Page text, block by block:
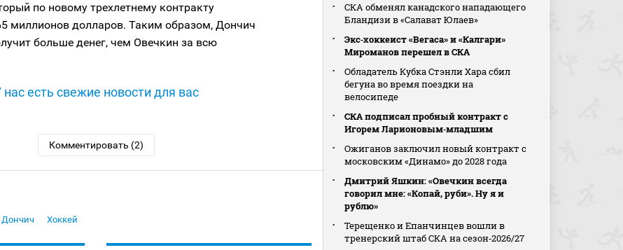
по новому трехлетнему контракту
миллионов долларов. Таким образом, Дончич
больше денег, чем Овечкин за всю
нас есть свежие новости для вас
Комментировать (2)
Дончич Хоккей
СКА обменял канадского нападающего
Бландизи в «Салават Юлаев»
Экс‑хоккеист «Вегаса» и «Калгари»
Мироманов перешел в СКА
Обладатель Кубка Стэнли Хара сбил
бегуна во время поездки на
велосипеде
СКА подписал пробный контракт с
Игорем Ларионовым‑младшим
Ожиганов заключил новый контракт с
московским «Динамо» до 2028 года
Дмитрий Яшкин: «Овечкин всегда
говорил мне: «Копай, руби». Ну я и
рублю»
Терещенко и Епанчинцев вошли в
тренерский штаб СКА на сезон‑2026/27